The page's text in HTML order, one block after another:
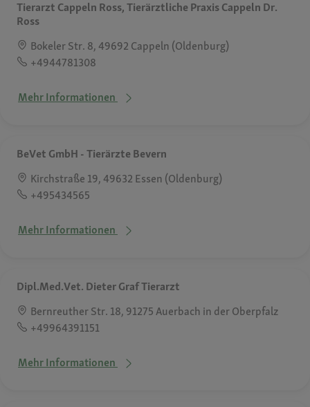
Tierarzt Cappeln Ross, Tierärztliche Praxis Cappeln Dr.
Ross
Bokeler Str. 8, 49692 Cappeln (Oldenburg)
+4944781308
Mehr Informationen
BeVet GmbH - Tierärzte Bevern
Kirchstraße 19, 49632 Essen (Oldenburg)
+495434565
Mehr Informationen
Dipl.Med.Vet. Dieter Graf Tierarzt
Bernreuther Str. 18, 91275 Auerbach in der Oberpfalz
+49964391151
Mehr Informationen